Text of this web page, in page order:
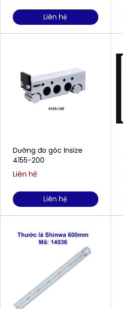
Liên hệ
Dưỡng đo góc Insize
4155-200
Liên hệ
Liên hệ